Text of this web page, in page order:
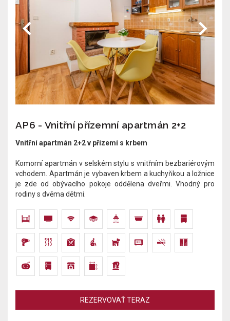
AP6 - Vnitřní přízemní apartmán 2+2
Vnitřní apartmán 2+2 v přízemí s krbem
Komorní apartmán v selském stylu s vnitřním bezbariérovým
vchodem. Apartmán je vybaven krbem a kuchyňkou a ložnice
je zde od obývacího pokoje oddělena dveřmi. Vhodný pro
rodiny s dvěma dětmi.
REZERVOVAŤ TERAZ